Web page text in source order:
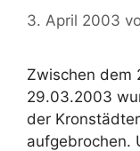
3. April 2003
Zwischen dem
29.03.2003
der
aufgebrochen.